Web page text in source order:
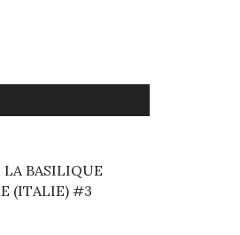
LA BASILIQUE
(ITALIE) #3